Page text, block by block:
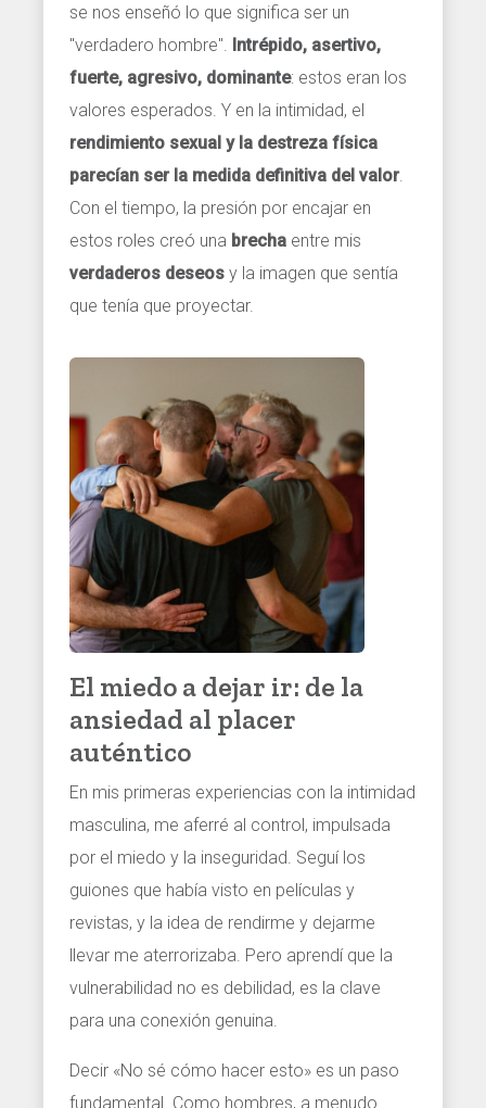
se nos enseñó lo que significa ser un
"verdadero hombre". Intrépido, asertivo,
fuerte, agresivo, dominante: estos eran los
valores esperados. Y en la intimidad, el
rendimiento sexual y la destreza física
parecían ser la medida definitiva del valor.
Con el tiempo, la presión por encajar en
estos roles creó una brecha entre mis
verdaderos deseos y la imagen que sentía
que tenía que proyectar.
El miedo a dejar ir: de la
ansiedad al placer
auténtico
En mis primeras experiencias con la intimidad
masculina, me aferré al control, impulsada
por el miedo y la inseguridad. Seguí los
guiones que había visto en películas y
revistas, y la idea de rendirme y dejarme
llevar me aterrorizaba. Pero aprendí que la
vulnerabilidad no es debilidad, es la clave
para una conexión genuina.
Decir «No sé cómo hacer esto» es un paso
fundamental. Como hombres, a menudo